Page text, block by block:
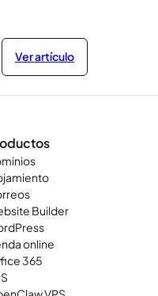
Ver artículo
Builder
online
365